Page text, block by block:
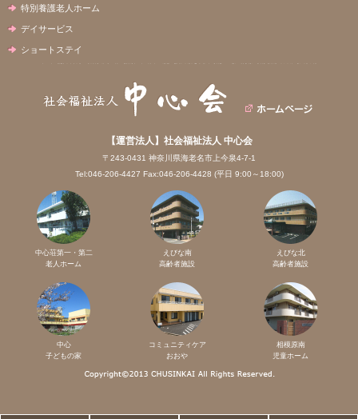
特別養護老人ホーム
デイサービス
ショートステイ
【運営法人】社会福祉法人 中心会
〒243-0431 神奈川県海老名市上今泉4-7-1
Tel:046-206-4427 Fax:046-206-4428 (平日 9:00～18:00)
中心荘第一・第二
老人ホーム
えびな南
高齢者施設
えびな北
高齢者施設
中心
子どもの家
コミュニティケア
おおや
相模原南
児童ホーム